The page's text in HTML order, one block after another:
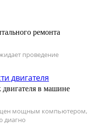
ремонта
проведение
двигателя в машине
мощным компьютером,
диагно